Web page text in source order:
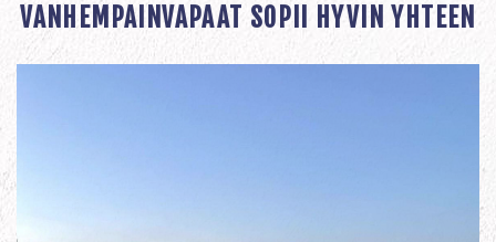
VANHEMPAINVAPAAT SOPII HYVIN YHTEEN